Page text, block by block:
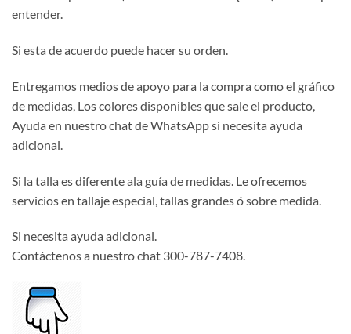
entender.
Si esta de acuerdo puede hacer su orden.
Entregamos medios de apoyo para la compra como el gráfico
de medidas, Los colores disponibles que sale el producto,
Ayuda en nuestro chat de WhatsApp si necesita ayuda
adicional.
Si la talla es diferente ala guía de medidas. Le ofrecemos
servicios en tallaje especial, tallas grandes ó sobre medida.
Si necesita ayuda adicional.
Contáctenos a nuestro chat 300-787-7408.